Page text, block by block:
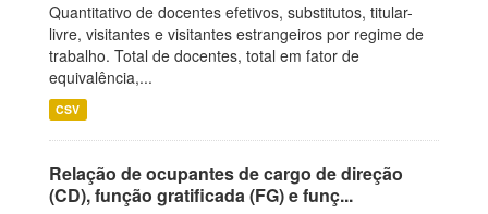
Quantitativo de docentes efetivos, substitutos, titular-
livre, visitantes e visitantes estrangeiros por regime de
trabalho. Total de docentes, total em fator de
equivalência,...
CSV
Relação de ocupantes de cargo de direção
(CD), função gratificada (FG) e funç...